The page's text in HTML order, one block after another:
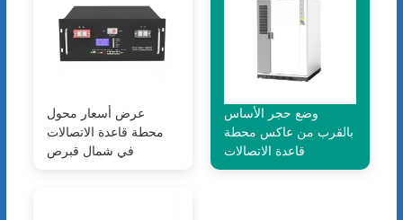
عرض أسعار محول
محطة قاعدة الاتصالات
في شمال قبرص
وضع حجر الأساس
بالقرب من عاكس محطة
قاعدة الاتصالات